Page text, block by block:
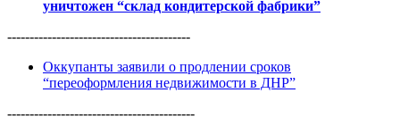
уничтожен “склад кондитерской фабрики”
-----------------------------------------
Оккупанты заявили о продлении сроков
“переоформления недвижимости в ДНР”
------------------------------------------